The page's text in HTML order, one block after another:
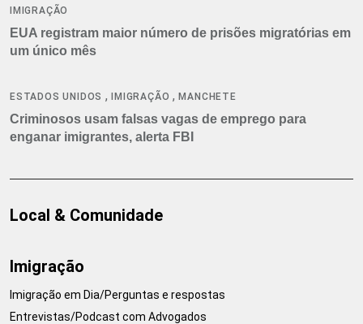
IMIGRAÇÃO
EUA registram maior número de prisões migratórias em
um único mês
ESTADOS UNIDOS ,IMIGRAÇÃO ,MANCHETE
Criminosos usam falsas vagas de emprego para
enganar imigrantes, alerta FBI
Local & Comunidade
Imigração
Imigração em Dia/Perguntas e respostas
Entrevistas/Podcast com Advogados